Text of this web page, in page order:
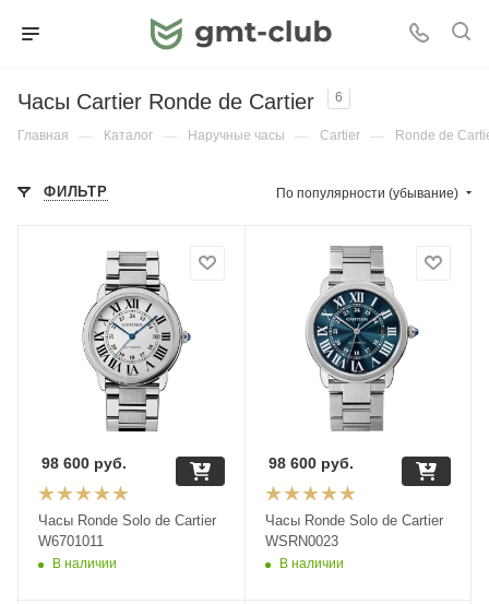
Часы Cartier Ronde de Cartier 6
Главная — Каталог — Наручные часы — Cartier — Ronde de
ФИЛЬТР По популярности (убывание)
Часы Ronde Solo de Cartier
W6701011
В наличии
98 600 руб.
Часы Ronde Solo de Cartier
WSRN0023
В наличии
98 600руб.